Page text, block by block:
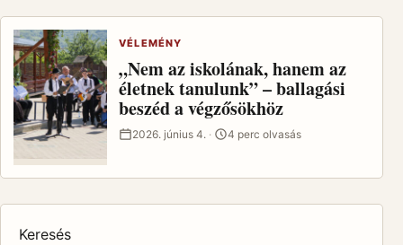
VÉLEMÉNY
„Nem az iskolának, hanem az
életnek tanulunk” – ballagási
beszéd a végzősökhöz
2026. június 4. · 4 perc olvasás
Keresés